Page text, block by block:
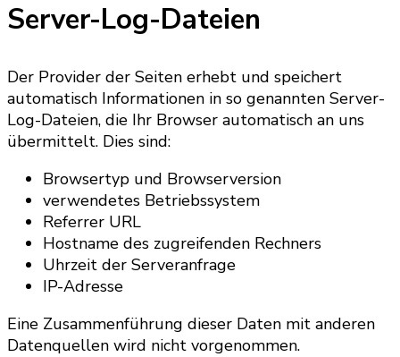
Server-Log-Dateien
Der Provider der Seiten erhebt und speichert
automatisch Informationen in so genannten Server-
Log-Dateien, die Ihr Browser automatisch an uns
übermittelt. Dies sind:
Browsertyp und Browserversion
verwendetes Betriebssystem
Referrer URL
Hostname des zugreifenden Rechners
Uhrzeit der Serveranfrage
IP-Adresse
Eine Zusammenführung dieser Daten mit anderen
Datenquellen wird nicht vorgenommen.